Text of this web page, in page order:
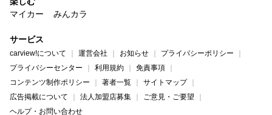
マイカー
みんカラ
サービス
carview!について 運営会社 お知らせ
プライバシーポリシー
プライバシーセンター
利用規約
免責事項
コンテンツ制作ポリシー
著者一覧
サイトマップ
広告掲載について
法人加盟店募集
ご意見・ご要望
ヘルプ・お問い合わせ